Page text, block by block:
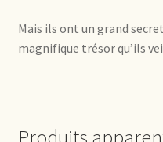
Mais ils ont un grand
magnifique trésor qu’ils